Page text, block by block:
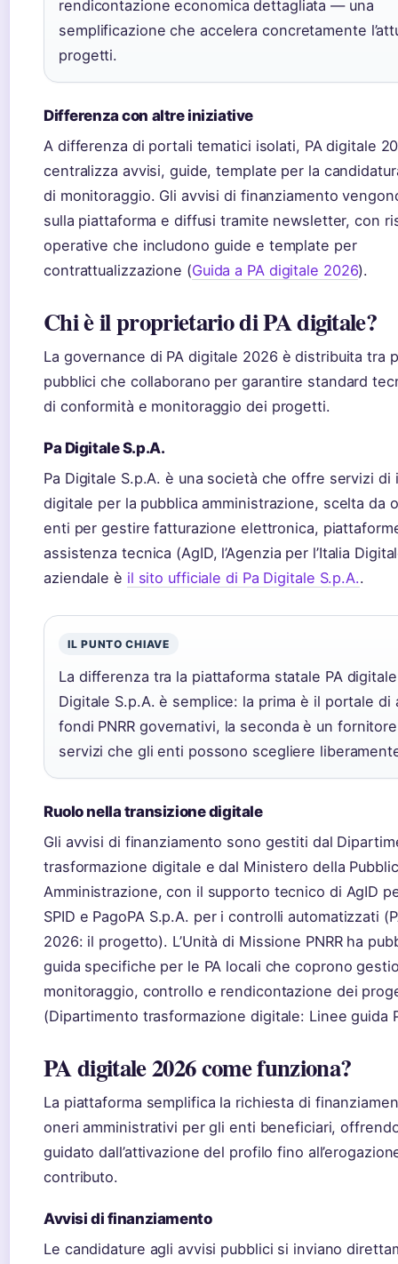
rendicontazione economica dettagliata — una
semplificazione che accelera concretamente
progetti.
Differenza con altre iniziative
A differenza di portali tematici isolati, PA digitale
centralizza avvisi, guide, template per la
di monitoraggio. Gli avvisi di finanziamento
sulla piattaforma e diffusi tramite newsletter, con
operative che includono guide e template per
contrattualizzazione (Guida a PA digitale 2026).
Chi è il proprietario di PA digitale?
La governance di PA digitale 2026 è distribuita tra
pubblici che collaborano per garantire standard
di conformità e monitoraggio dei progetti.
Pa Digitale S.p.A.
Pa Digitale S.p.A. è una società che offre servizi di
digitale per la pubblica amministrazione, scelta da
enti per gestire fatturazione elettronica,
assistenza tecnica (AgID, l’Agenzia per l’Italia
aziendale è il sito ufficiale di Pa Digitale S.p.A..
IL PUNTO CHIAVE
La differenza tra la piattaforma statale PA
Digitale S.p.A. è semplice: la prima è il portale di
fondi PNRR governativi, la seconda è un
servizi che gli enti possono scegliere
Ruolo nella transizione digitale
Gli avvisi di finanziamento sono gestiti dal
trasformazione digitale e dal Ministero della
Amministrazione, con il supporto tecnico di AgID
SPID e PagoPA S.p.A. per i controlli automatizzati
2026: il progetto). L’Unità di Missione PNRR ha
guida specifiche per le PA locali che coprono
monitoraggio, controllo e rendicontazione dei
(Dipartimento trasformazione digitale: Linee guida
PA digitale 2026 come funziona?
La piattaforma semplifica la richiesta di
oneri amministrativi per gli enti beneficiari,
guidato dall’attivazione del profilo fino
contributo.
Avvisi di finanziamento
Le candidature agli avvisi pubblici si inviano